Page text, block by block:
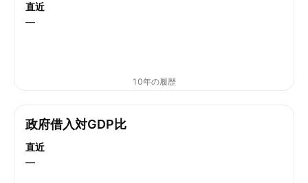
直近
—
10年の履歴
政府借入対GDP比
直近
—